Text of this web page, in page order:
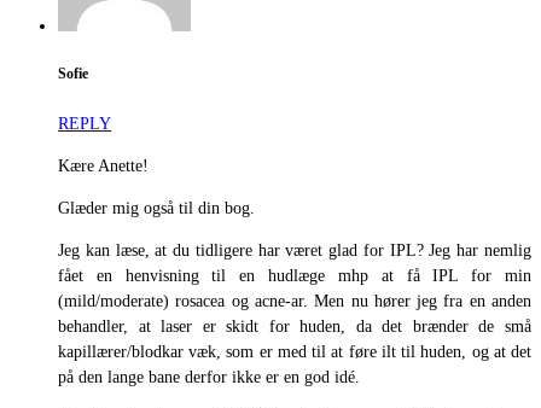
Sofie
REPLY
Kære Anette!
Glæder mig også til din bog.
Jeg kan læse, at du tidligere har været glad for IPL? Jeg har nemlig
fået en henvisning til en hudlæge mhp at få IPL for min
(mild/moderate) rosacea og acne-ar. Men nu hører jeg fra en anden
behandler, at laser er skidt for huden, da det brænder de små
kapillærer/blodkar væk, som er med til at føre ilt til huden, og at det
på den lange bane derfor ikke er en god idé.